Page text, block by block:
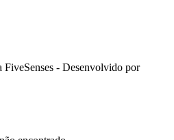
FiveSenses - Desenvolvido por